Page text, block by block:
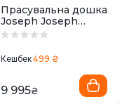
Прасувальна дошка
Joseph Joseph
50006
Кешбек499 ₴
9 995₴